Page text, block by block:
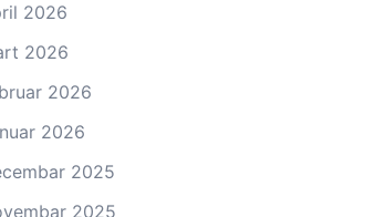
2026
2026
2026
2026
2025
2025